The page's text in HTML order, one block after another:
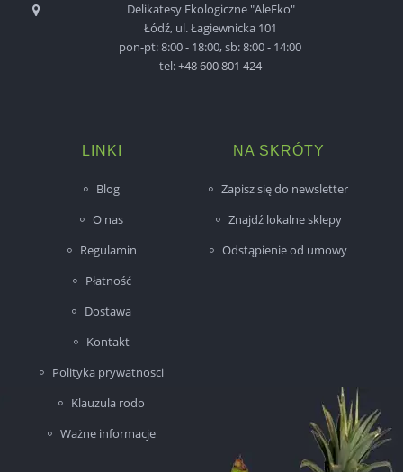
Delikatesy Ekologiczne "AleEko"
Łódź, ul. Łagiewnicka 101
pon-pt: 8:00 - 18:00, sb: 8:00 - 14:00
tel:+48 600 801 424
LINKI
Blog
O nas
Regulamin
Płatność
Dostawa
Kontakt
Polityka prywatnosci
Klauzula rodo
Ważne informacje
NA SKRÓTY
Zapisz się do newsletter
Znajdź lokalne sklepy
Odstąpienie od umowy